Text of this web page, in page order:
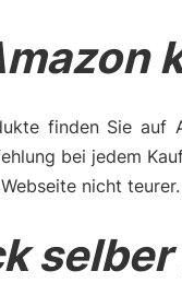
finden Sie auf
bei jedem
nicht teurer.
selber